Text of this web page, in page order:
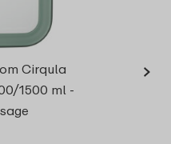
Cirqula
1500 ml -
›